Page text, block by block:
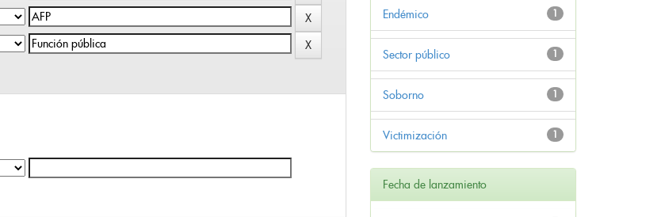
1
Endémico
1
Sector público
1
Soborno
1
Victimización
Fecha de lanzamiento